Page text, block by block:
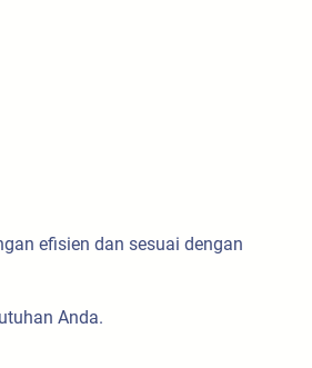
efisien dan sesuai dengan
Anda.